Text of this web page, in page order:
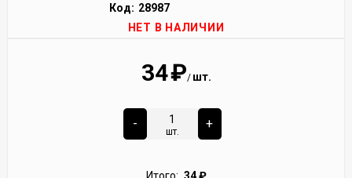
Код: 28987
НЕТ В НАЛИЧИИ
34₽/ шт.
-
шт.
+